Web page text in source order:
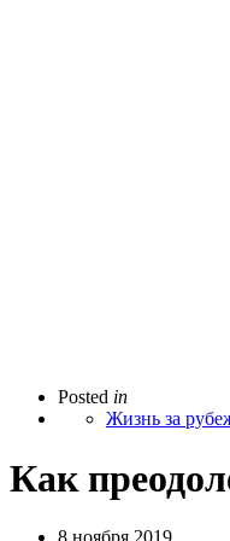
Posted in
Жизнь за
Как